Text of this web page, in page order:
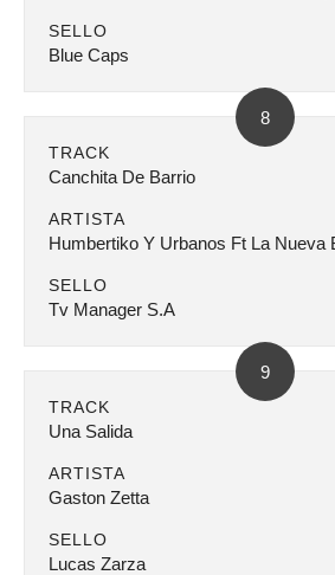
SELLO
Blue Caps
8
TRACK
Canchita De Barrio
ARTISTA
Humbertiko Y Urbanos Ft La Nueva
SELLO
Tv Manager S.A
9
TRACK
Una Salida
ARTISTA
Gaston Zetta
SELLO
Lucas Zarza